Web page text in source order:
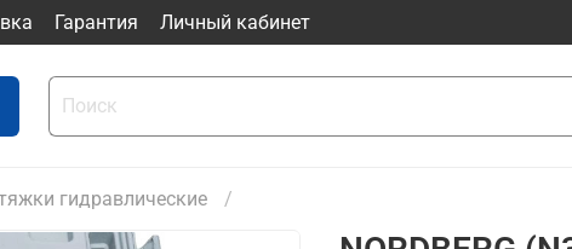
Гарантия Личный кабинет
гидравлические